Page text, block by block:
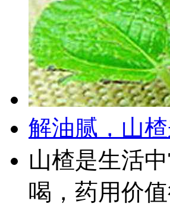
解油腻，山
山楂是生活
喝，药用价